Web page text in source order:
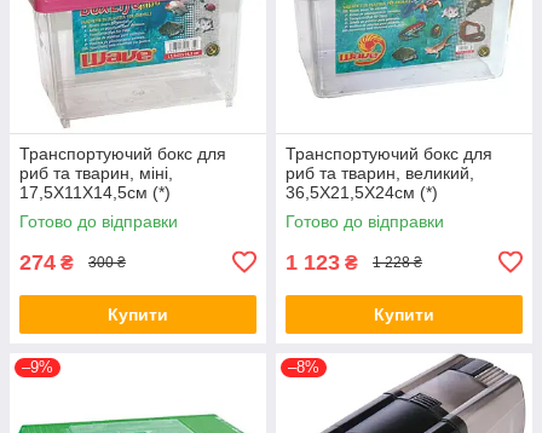
Транспортуючий бокс для
риб та тварин, міні,
17,5X11X14,5см (*)
Готово до відправки
274 ₴ 300 ₴
Купити
Транспортуючий бокс для
риб та тварин, великий,
36,5X21,5X24см (*)
Готово до відправки
1 123 ₴ 1 228 ₴
Купити
–9% –8%